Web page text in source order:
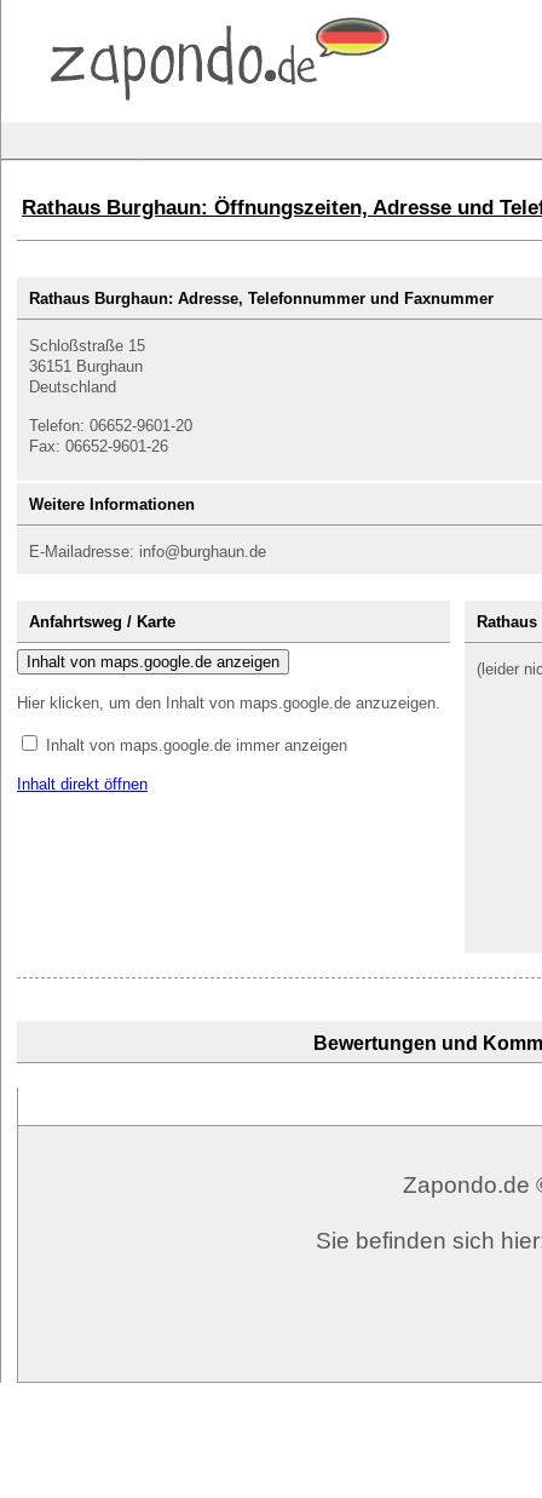
Rathaus Burghaun: Öffnungszeiten, Adresse und
Rathaus Burghaun: Adresse, Telefonnummer und Faxnummer
Schloßstraße 15
36151 Burghaun
Deutschland
Telefon: 06652-9601-20
Fax: 06652-9601-26
Weitere Informationen
E-Mailadresse: info@burghaun.de
Anfahrtsweg / Karte
Inhalt von maps.google.de anzeigen
Hier klicken, um den Inhalt von maps.google.de anzuzeigen.
Inhalt von maps.google.de immer anzeigen
Inhalt direkt öffnen
(leider
Bewertungen und
Zapondo.de
Sie befinden sich